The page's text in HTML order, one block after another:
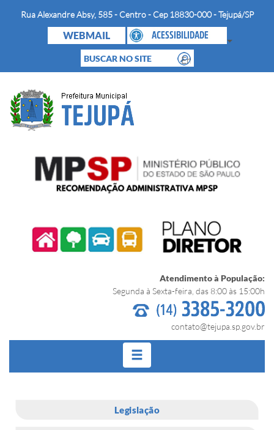
Rua Alexandre Absy, 585 - Centro - Cep 18830-000 - Tejupá/SP
WEBMAIL
Atendimento à População:
Segunda à Sexta-feira, das 8:00 às 15:00h
contato@tejupa.sp.gov.br
Legislação